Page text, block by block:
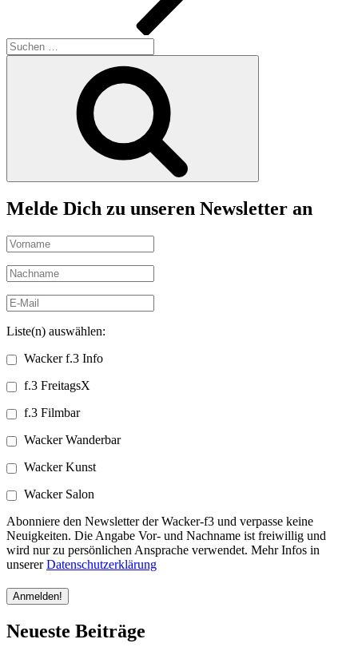
Suchen
nach:
Melde Dich zu unseren Newsletter an
Liste(n) auswählen:
Wacker f.3 Info
f.3 FreitagsX
f.3 Filmbar
Wacker Wanderbar
Wacker Kunst
Wacker Salon
Abonniere den Newsletter der Wacker-f3 und verpasse keine
Neuigkeiten. Die Angabe Vor- und Nachname ist freiwillig und
wird nur zu persönlichen Ansprache verwendet. Mehr Infos in
unsererDatenschutzerklärung
Neueste Beiträge